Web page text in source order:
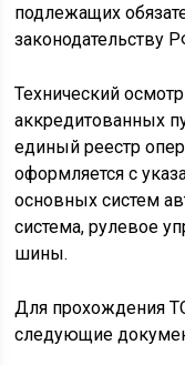
подлежащих
законодательству
Технический
аккредитованных
единый реестр
оформляется с
основных систем
система, рулевое
шины.
Для прохождения
следующие